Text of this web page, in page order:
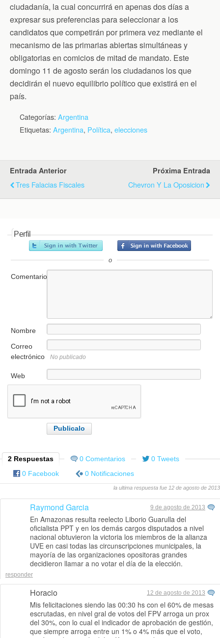
ciudadanía, la cual concurrirá en apenas dos días a
expresar sus preferencias para seleccionar a los
candidatos que competirán por primera vez mediante el
mecanismo de las primarias abiertas simultáneas y
obligatorias en comicios de mitad de mandato. Este
domingo 11 de agosto serán los ciudadanos los que
decidirán el nuevo equilibrio político que existirá en el
país.
Categorías: Argentina
Etiquetas: Argentina, Política, elecciones
Entrada Anterior
Tres Falacias Fiscales
Próxima Entrada
Chevron Y La Oposicion
Perfil
o
Comentario
Nombre
Correo
electrónico
No publicado
Web
2 Respuestas 0 Comentarios
0 Tweets
0 Facebook
0 Notificaciones
la ultima respuesta fue 12 de agosto de 2013
Raymond Garcia 9 de agosto de 2013
En Amazonas resulta reelecto Liborio Guarulla del
oficialista PPT y en los demás cargos disputados a nivel
nacional obtuvieron la victoria los miembros de la alianza
UVE en casi todas las circunscripciones municipales, la
mayoría de las organizaciones opositoras grandes
decidieron llamar a no votar el día de la elección.
responder
Horacio 12 de agosto de 2013
Mis felicitaciones siendo las 00:30 hs con el 60% de mesas
escrutadas, en nivel gral de votos del FPV arroga un prox
del 30%, con lo cual el indicador de aprobación de gestión,
que siempre arroga entre un 1% o 4% más que el voto,